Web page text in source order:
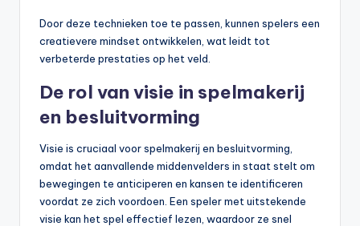
Door deze technieken toe te passen, kunnen spelers een
creatievere mindset ontwikkelen, wat leidt tot
verbeterde prestaties op het veld.
De rol van visie in spelmakerij
en besluitvorming
Visie is cruciaal voor spelmakerij en besluitvorming,
omdat het aanvallende middenvelders in staat stelt om
bewegingen te anticiperen en kansen te identificeren
voordat ze zich voordoen. Een speler met uitstekende
visie kan het spel effectief lezen, waardoor ze snel